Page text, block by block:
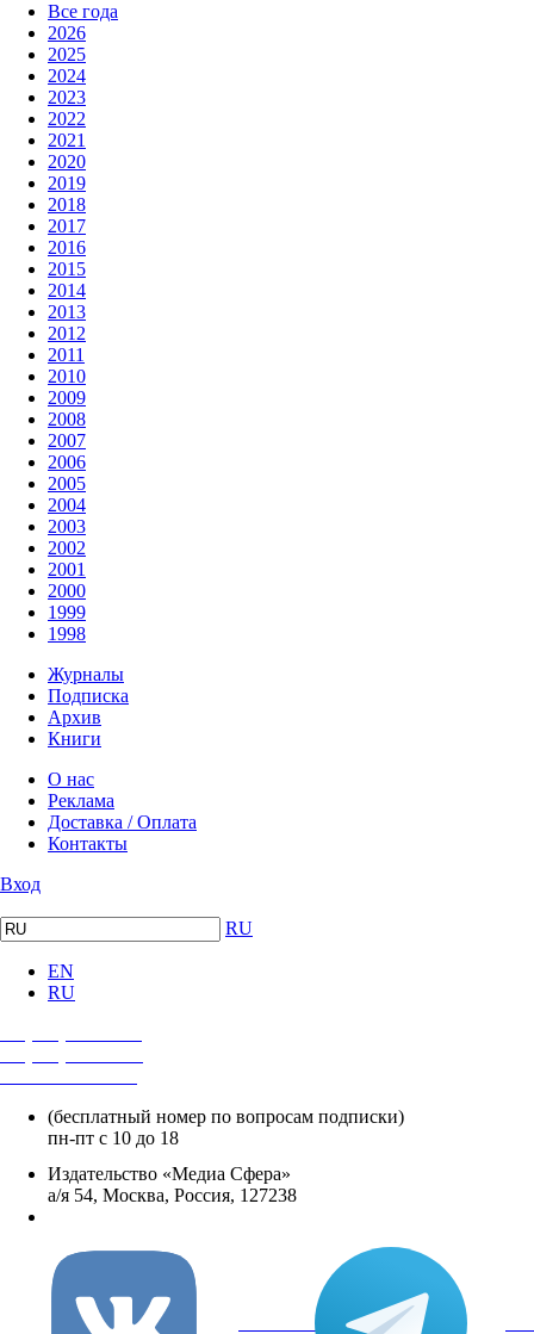
Все года
2026
2025
2024
2023
2022
2021
2020
2019
2018
2017
2016
2015
2014
2013
2012
2011
2010
2009
2008
2007
2006
2005
2004
2003
2002
2001
2000
1999
1998
Журналы
Подписка
Архив
Книги
О нас
Реклама
Доставка / Оплата
Контакты
Вход
RU
EN
RU
(бесплатный номер по вопросам подписки)
пн-пт с 10 до 18
Издательство «Медиа Сфера»
а/я 54, Москва, Россия, 127238
вКонтакте